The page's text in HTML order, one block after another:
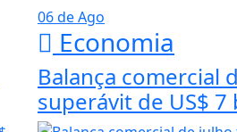
06 de Ago
Economia
Balança comercial
superávit de US$ 7